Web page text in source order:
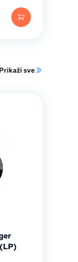
Prikaži sve